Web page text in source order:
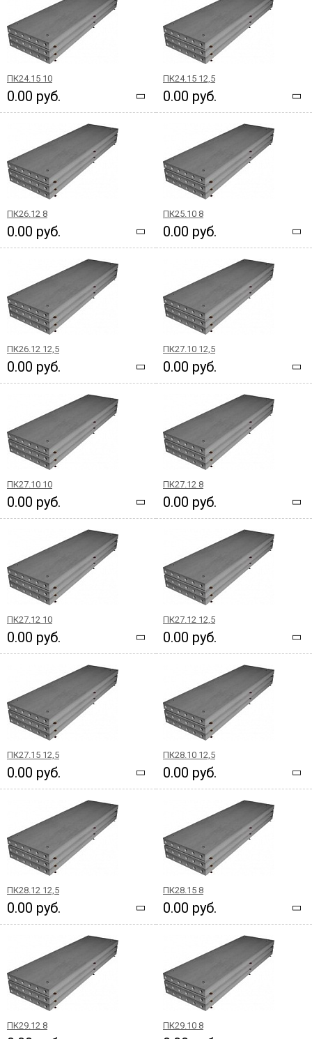
ПК24.15 10
0.00 руб.
ПК24.15 12,5
0.00 руб.
ПК26.12 8
0.00 руб.
ПК25.10 8
0.00 руб.
ПК26.12 12,5
0.00 руб.
ПК27.10 12,5
0.00 руб.
ПК27.10 10
0.00 руб.
ПК27.12 8
0.00 руб.
ПК27.12 10
0.00 руб.
ПК27.12 12,5
0.00 руб.
ПК27.15 12,5
0.00 руб.
ПК28.10 12,5
0.00 руб.
ПК28.12 12,5
0.00 руб.
ПК28.15 8
0.00 руб.
ПК29.12 8 ПК29.10 8